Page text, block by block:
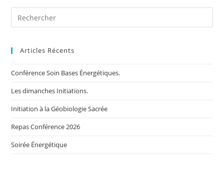
Search
for:
Articles Récents
Conférence Soin Bases Énergétiques.
Les dimanches Initiations.
Initiation à la Géobiologie Sacrée
Repas Conférence 2026
Soirée Énergétique